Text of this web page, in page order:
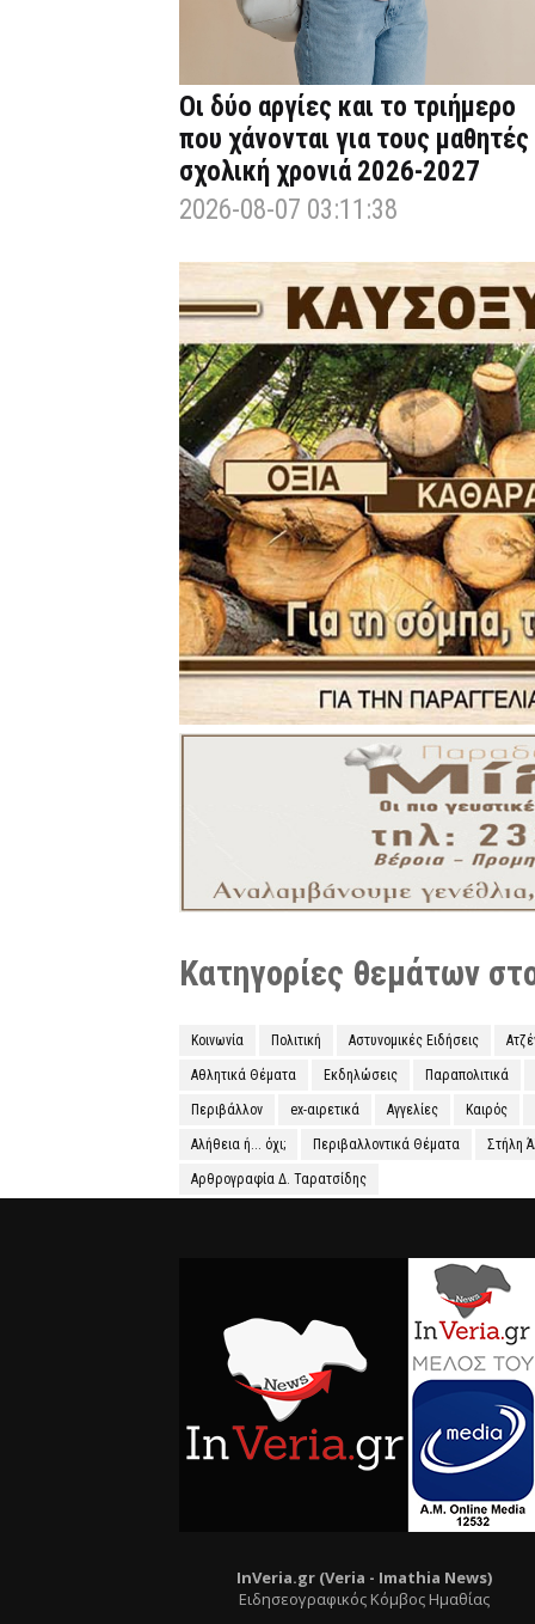
Οι δύο αργίες και το τριήμερο
που χάνονται για τους μαθητές
σχολική χρονιά 2026-2027
2026-08-07 03:11:38
Κατηγορίες θεμάτων
Κοινωνία Πολιτική Αστυνομικές Ειδήσεις
Αθλητικά Θέματα Εκδηλώσεις Παραπολιτικά
Περιβάλλον ex-αιρετικά Αγγελίες Καιρός
Αλήθεια ή... όχι; Περιβαλλοντικά Θέματα Στήλη
Αρθρογραφία Δ. Ταρατσίδης
InVeria.gr (Veria - Ιmathia News)
Ειδησεογραφικός Κόμβος Ημαθίας